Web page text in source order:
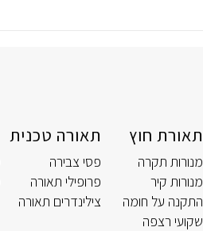
תאורת חוץ
מנורות תקרה
מנורות קיר
התקנה על חומה
שקועי רצפה
תאורה טכנית
פסי צבירה
פרופילי תאורה
צילינדרים תאורה